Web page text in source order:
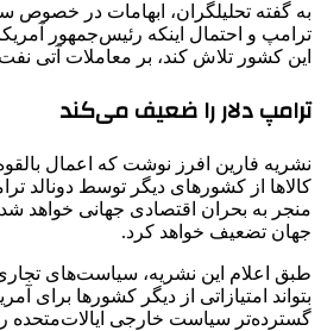
به گفته تحلیلگران، ابهامات در خصوص
ترامپ و احتمال اینکه رئیس‌جمهور
این کشور تلاش کند، بر معاملات آتی
ترامپ دلار را ضعیف می‌کند
نشریه فارین افرز نوشت که اعمال
کالاها از کشورهای دیگر توسط دونالد
منجر به بحران اقتصادی جهانی خواهد شد
جهان تضعیف خواهد کرد.
طبق اعلام این نشریه، سیاست‌های
بتواند امتیازاتی از دیگر کشورها برای
گسترده‌تر سیاست خارجی ایالات‌متحده